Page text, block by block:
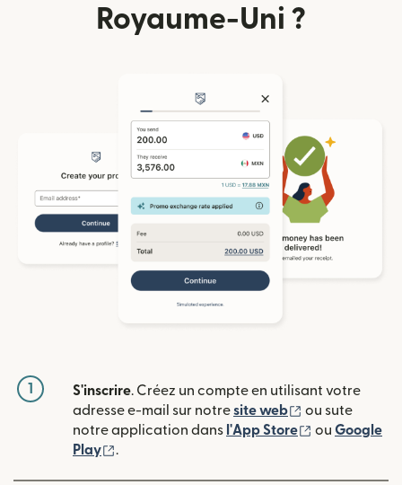
Royaume-Uni ?
1 S'inscrire. Créez un compte en utilisant votre
adresse e-mail sur notresite web (s'ouvre dans
ou sute
notre application dans l'App Store (s'ouvre
ou Google
Play
(s'ouvre dans une nouvelle fenêtre)
.